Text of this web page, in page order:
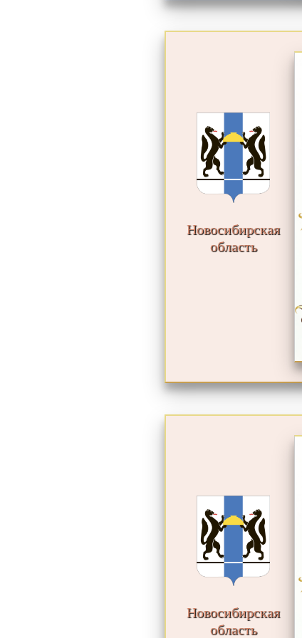
Новосибирская
область
Новосибирская
область